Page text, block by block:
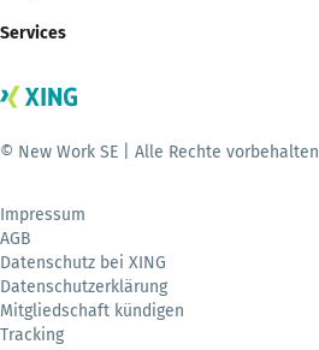
Services
© New Work SE | Alle Rechte vorbehalten
Impressum
AGB
Datenschutz bei XING
Datenschutzerklärung
Mitgliedschaft kündigen
Tracking